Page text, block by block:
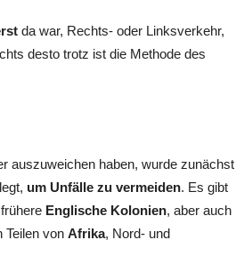
da war, Rechts- oder Linksverkehr,
desto trotz ist die Methode des
auszuweichen haben, wurde zunächst
um Unfälle zu vermeiden. Es gibt
Englische Kolonien, aber auch
Teilen von Afrika, Nord- und